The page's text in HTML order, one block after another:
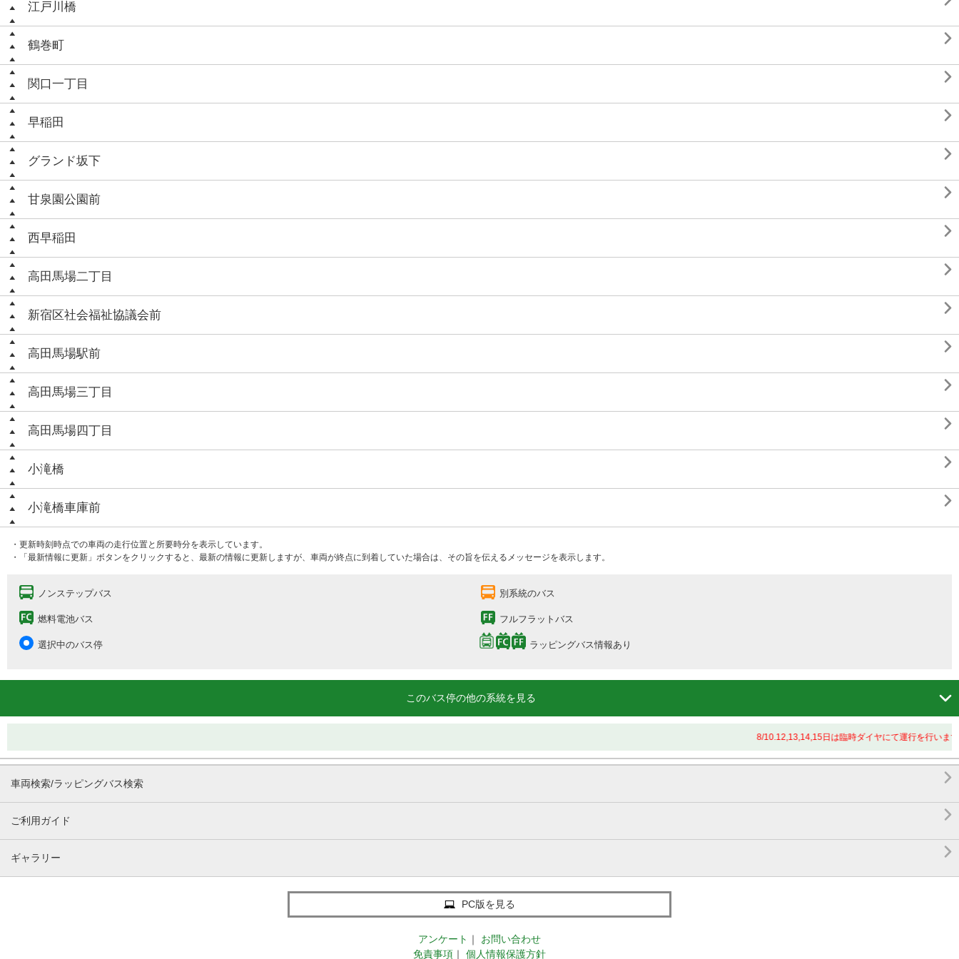
江戸川橋
鶴巻町 
関口一丁目 
早稲田 
グランド坂下 
甘泉園公園前 
西早稲田 
高田馬場二丁目 
新宿区社会福祉協議会前 
高田馬場駅前 
高田馬場三丁目 
高田馬場四丁目 
小滝橋 
小滝橋車庫前 
・更新時刻時点での車両の走行位置と所要時分を表示しています。
・「最新情報に更新」ボタンをクリックすると、最新の情報に更新しますが、車両が終点に到着していた場合は、その旨を伝えるメッセージを表示します。
ノンステップバス 別系統のバス
燃料電池バス フルフラットバス
選択中のバス停 ラッピングバス情報あり
このバス停の他の系統を見る 
8/10.12,13,14,15日は臨時ダイヤにて運行を行います。
車両検索/ラッピングバス検索 
ご利用ガイド 
ギャラリー 
PC版を見る
アンケート ｜
お問い合わせ
免責事項 ｜ 個人情報保護方針